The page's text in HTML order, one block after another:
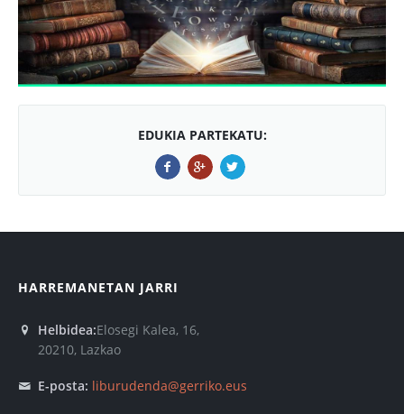
EDUKIA PARTEKATU:
HARREMANETAN JARRI
Helbidea:Elosegi Kalea, 16,
20210, Lazkao
E-posta: liburudenda@gerriko.eus